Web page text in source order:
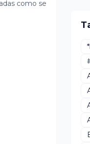
de fé.
como se